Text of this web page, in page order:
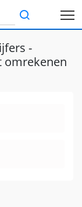
-
omrekenen